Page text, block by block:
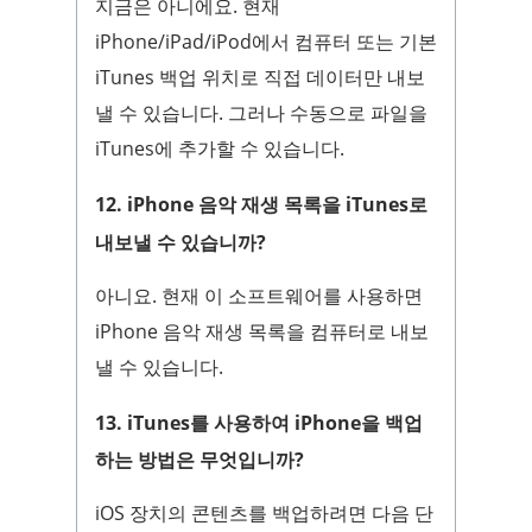
지금은 아니에요. 현재
iPhone/iPad/iPod에서 컴퓨터 또는 기본
iTunes 백업 위치로 직접 데이터만 내보
낼 수 있습니다. 그러나 수동으로 파일을
iTunes에 추가할 수 있습니다.
12. iPhone 음악 재생 목록을 iTunes로
내보낼 수 있습니까?
아니요. 현재 이 소프트웨어를 사용하면
iPhone 음악 재생 목록을 컴퓨터로 내보
낼 수 있습니다.
13. iTunes를 사용하여 iPhone을 백업
하는 방법은 무엇입니까?
iOS 장치의 콘텐츠를 백업하려면 다음 단